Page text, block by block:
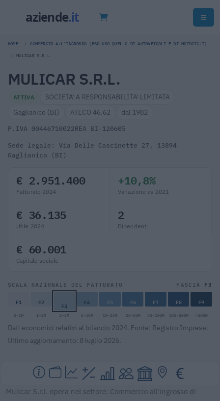
HOME COMMERCIO ALL'INGROSSO (ESCLUSO QUELLO DI AUTOVEICOLI E DI MOTOCICLI)
MULICAR S.R.L.
MULICAR S.R.L.
ATTIVA
SOCIETA' A RESPONSABILITA' LIMITATA
Gaglianico (BI)
ATECO 46.62 dal 1982
P.IVA 00446710022REA BI-120605
Sede legale: Via Delle Cascinette 27, 13894
Gaglianico (BI)
€ 2.951.400
Fatturato 2024
+10,8%
Variazione vs 2021
€ 36.135
Utile 2024
2
Dipendenti
€ 60.001
Capitale sociale
SCALA NAZIONALE DEL FATTURATO FASCIA F3
F1 F2 F3 F4 F5 F6 F7 F8 F9
0-1M 1-2M 2-5M 5-10M 10-25M 25-50M 50-100M 100-500M >500M
Dati economici relativi al bilancio 2024. Fonte: Registro Imprese.
Ultimo aggiornamento: 8 luglio 2026.
Mulicar S.r.l. opera nel settore: Commercio all'ingrosso di